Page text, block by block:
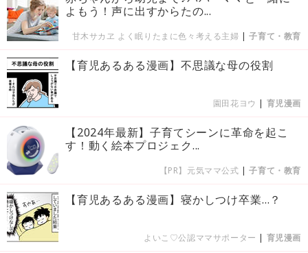
よもう！声に出すからたの...
甘木サカヱ よく眠りたまに色々考える主婦 |子育て・教育
【育児あるある漫画】不思議な母の役割
園田花ヨウ | 育児漫画
【2024年最新】子育てシーンに革命を起こ
す！動く絵本プロジェク...
【PR】元気ママ公式 |子育て・教育
【育児あるある漫画】寝かしつけ卒業…？
よいこ♡公認ママサポーター | 育児漫画